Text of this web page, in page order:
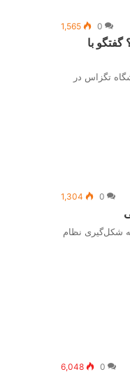
0
1,565
با
تگزاس در
0
1,304
شکل‌گیری نظام
0
6,048